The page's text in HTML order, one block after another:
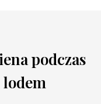
podczas